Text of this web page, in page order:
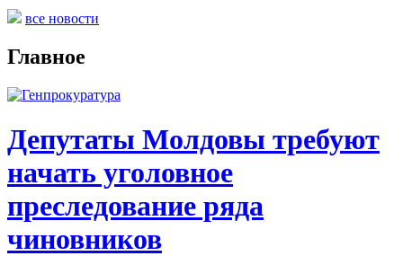
все новости
Главное
Депутаты Молдовы требуют
начать уголовное
преследование ряда
чиновников